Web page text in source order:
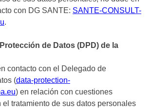
con DG SANTE: SANTE-CONSULT-
.
de Datos (DPD) de la
contacto con el Delegado de
(data-protection-
) en relación con cuestiones
el tratamiento de sus datos personales